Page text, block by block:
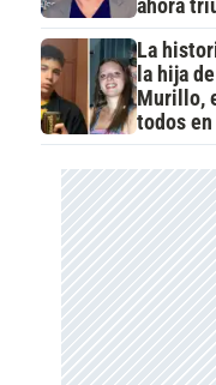
ahora
La
la hija
Murillo,
todos